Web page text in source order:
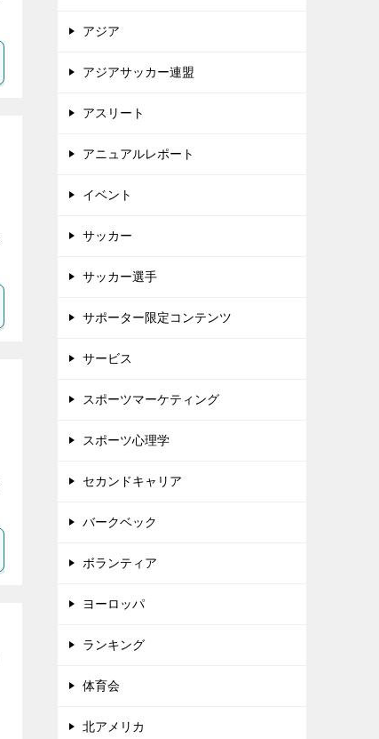
アジア
アジアサッカー連盟
アスリート
アニュアルレポート
イベント
サッカー
サッカー選手
サポーター限定コンテンツ
サービス
スポーツマーケティング
スポーツ心理学
セカンドキャリア
バークベック
ボランティア
ヨーロッパ
ランキング
体育会
北アメリカ